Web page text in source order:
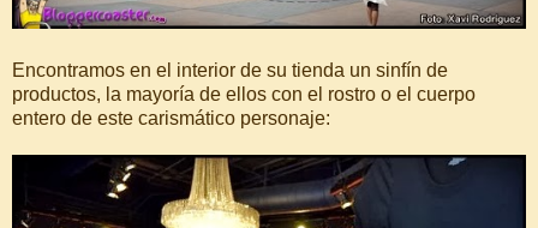
Encontramos en el interior de su tienda un sinfín de
productos, la mayoría de ellos con el rostro o el cuerpo
entero de este carismático personaje: